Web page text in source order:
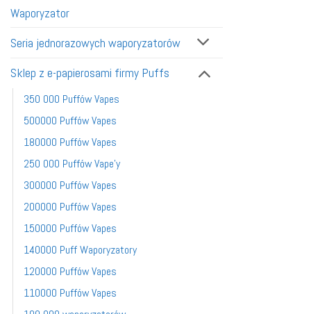
Waporyzator
Seria jednorazowych waporyzatorów
Sklep z e-papierosami firmy Puffs
350 000 Puffów Vapes
500000 Puffów Vapes
180000 Puffów Vapes
250 000 Puffów Vape'y
300000 Puffów Vapes
200000 Puffów Vapes
150000 Puffów Vapes
140000 Puff Waporyzatory
120000 Puffów Vapes
110000 Puffów Vapes